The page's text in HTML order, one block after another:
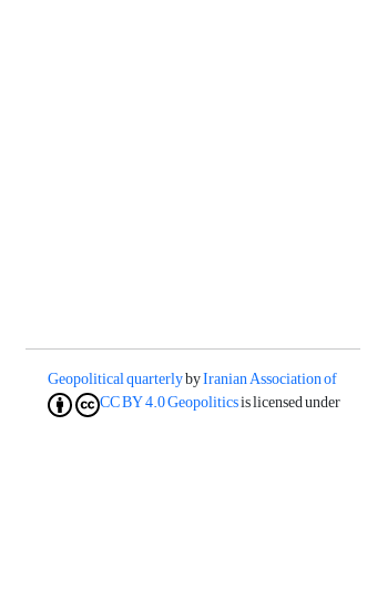
Geopolitical quarterlybyIranian Association of
Geopoliticsis licensed under
CC BY 4.0